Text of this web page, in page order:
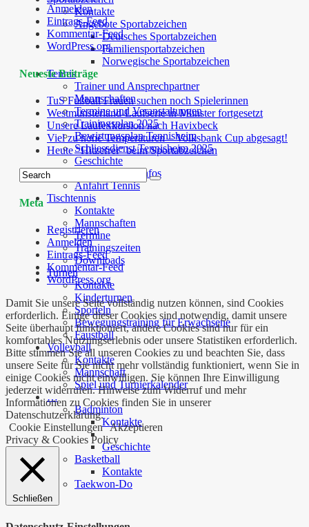
Kontakte
Angebote Sportabzeichen
Deutsches Sportabzeichen
Familiensportabzeichen
Norwegische Sportabzeichen
Tennis
Trainer und Ansprechpartner
Mannschaften
Termine und Veranstaltungen
Trainingsplan 2025
Bewirtungsplan Tennisheim
Schliessdienst Tennisheim 2025
Geschichte
Angebote und Infos
Anfahrt Tennis
Tischtennis
Kontakte
Mannschaften
Termine
Trainingszeiten
Downloads
Turnen
Kontakte
Kinderturnen
Sporteln
Bewegungstraining für Erwachsene
Faustball
Volleyball
Kontakte
Mannschaft
Spiel und Turnierkalender
…
Badminton
Kontakte
Geschichte
Basketball
Kontakte
Taekwon-Do
Anmelden
Eintrags-Feed
Kommentar-Feed
WordPress.org
Neueste Beiträge
TuS Fußball Frauen suchen noch Spielerinnen
Westmünsterland-Laufserie in Münster fortgesetzt
Unsere Laufexkursion nach Havixbeck
Viel zu hohe Temperaturen – Volksbank Cup abgesagt!
Heute “Hitzefrei” beim Sportabzeichen
Meta
Registrieren
Anmelden
Eintrags-Feed
Kommentar-Feed
WordPress.org
Damit Sie unsere Seite vollständig nutzen können, sind Cookies
erforderlich. Einige dieser Cookies sind notwendig, damit unsere
Seite überhaupt funktioniert, andere Cookies sind nur für ein
komfortables Nutzungserlebnis oder unsere Statistiken erforderlich.
Bitte stimmen Sie all unseren Cookies zu und beachten Sie, dass
unsere Seite für Sie nicht mehr vollständig funktioniert, wenn Sie in
einige Cookies nicht einwilligen. Sie können Ihre Einwilligung
jederzeit widerrufen. Hinweise zum Widerruf und mehr
Informationen zu Cookies finden Sie in unserer
Datenschutzerklärung.
Cookie Einstellungen Akzeptieren
Privacy & Cookies Policy
Schließen